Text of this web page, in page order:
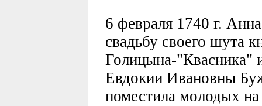
6 февраля 1740 г.
свадьбу своего шута
Голицына-"Квасника"
Евдокии Ивановны
поместила молодых